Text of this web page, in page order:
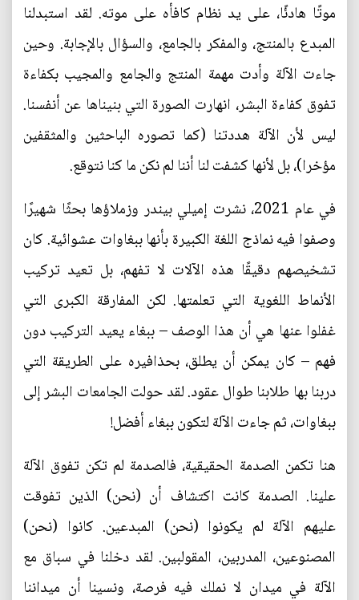
موتًا هادئًا، على يد نظام كافأه على موته. لقد استبدلنا
المبدع بالمنتج، والمفكر بالجامع، والسؤال بالإجابة. وحين
جاءت الآلة وأدت مهمة المنتج والجامع والمجيب بكفاءة
تفوق كفاءة البشر، انهارت الصورة التي بنيناها عن أنفسنا.
ليس لأن الآلة هددتنا (كما تصوره الباحثين والمثقفين
مؤخرا)، بل لأنها كشفت لنا أننا لم نكن ما كنا نتوقع.
في عام 2021، نشرت إميلي بيندر وزملاؤها بحثًا شهيرًا
وصفوا فيه نماذج اللغة الكبيرة بأنها ببغاوات عشوائية. كان
تشخيصهم دقيقًا هذه الآلات لا تفهم، بل تعيد تركيب
الأنماط اللغوية التي تعلمتها. لكن المفارقة الكبرى التي
غفلوا عنها هي أن هذا الوصف – ببغاء يعيد التركيب دون
فهم – كان يمكن أن يطلق، بحذافيره على الطريقة التي
دربنا بها طلابنا طوال عقود. لقد حولت الجامعات البشر إلى
ببغاوات، ثم جاءت الآلة لتكون ببغاء أفضل!
هنا تكمن الصدمة الحقيقية، فالصدمة لم تكن تفوق الآلة
علينا. الصدمة كانت اكتشاف أن (نحن) الذين تفوقت
عليهم الآلة لم يكونوا (نحن) المبدعين. كانوا (نحن)
المصنوعين، المدربين، المقولبين. لقد دخلنا في سباق مع
الآلة في ميدان لا نملك فيه فرصة، ونسينا أن ميداننا